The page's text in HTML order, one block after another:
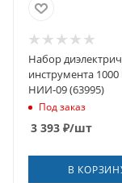
Набор
инструмента
НИИ-09 (63995)
Под заказ
3 393 ₽/шт
В